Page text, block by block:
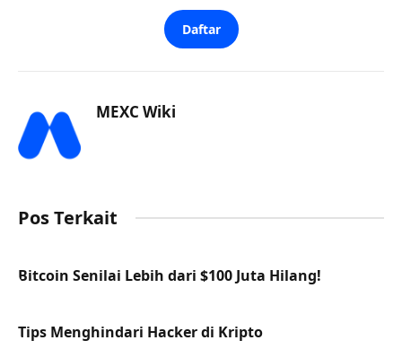
Daftar
MEXC Wiki
Pos Terkait
Bitcoin Senilai Lebih dari $100 Juta Hilang!
Tips Menghindari Hacker di Kripto